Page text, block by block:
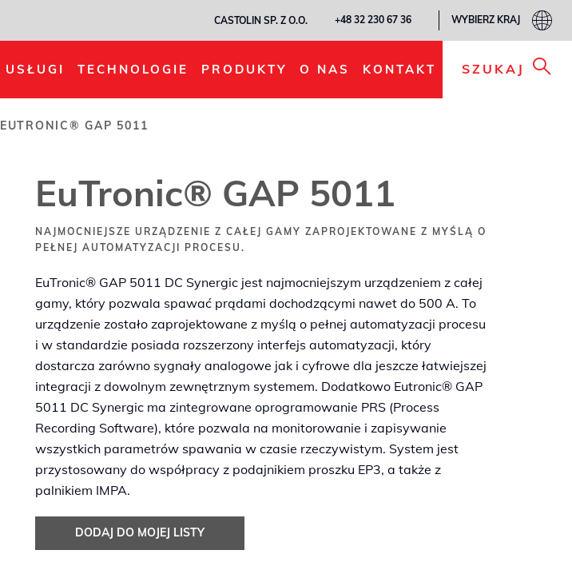
CASTOLIN SP. Z O.O. +48 32 230 67 36 WYBIERZ KRAJ
USŁUGI TECHNOLOGIE PRODUKTY O NAS KONTAKT SZUKAJ
DODAJ DO MOJEJ LISTY
EUTRONIC® GAP 5011
EuTronic® GAP 5011
NAJMOCNIEJSZE URZĄDZENIE Z CAŁEJ GAMY ZAPROJEKTOWANE Z MYŚLĄ O
PEŁNEJ AUTOMATYZACJI PROCESU.
EuTronic® GAP 5011 DC Synergic jest najmocniejszym urządzeniem z całej
gamy, który pozwala spawać prądami dochodzącymi nawet do 500 A. To
urządzenie zostało zaprojektowane z myślą o pełnej automatyzacji procesu
i w standardzie posiada rozszerzony interfejs automatyzacji, który
dostarcza zarówno sygnały analogowe jak i cyfrowe dla jeszcze łatwiejszej
integracji z dowolnym zewnętrznym systemem. Dodatkowo Eutronic® GAP
5011 DC Synergic ma zintegrowane oprogramowanie PRS (Process
Recording Software), które pozwala na monitorowanie i zapisywanie
wszystkich parametrów spawania w czasie rzeczywistym. System jest
przystosowany do współpracy z podajnikiem proszku EP3, a także z
palnikiem IMPA.
DODAJ DO MOJEJ LISTY